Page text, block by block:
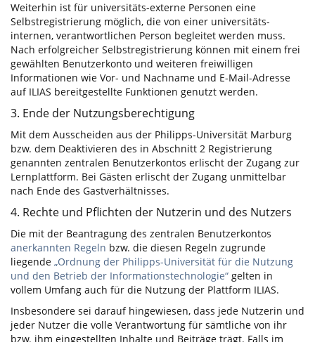
Weiterhin ist für universitäts-externe Personen eine
Selbstregistrierung möglich, die von einer universitäts-
internen, verantwortlichen Person begleitet werden muss.
Nach erfolgreicher Selbstregistrierung können mit einem frei
gewählten Benutzerkonto und weiteren freiwilligen
Informationen wie Vor- und Nachname und E-Mail-Adresse
auf ILIAS bereitgestellte Funktionen genutzt werden.
3. Ende der Nutzungsberechtigung
Mit dem Ausscheiden aus der Philipps-Universität Marburg
bzw. dem Deaktivieren des in Abschnitt 2 Registrierung
genannten zentralen Benutzerkontos erlischt der Zugang zur
Lernplattform. Bei Gästen erlischt der Zugang unmittelbar
nach Ende des Gastverhältnisses.
4. Rechte und Pflichten der Nutzerin und des Nutzers
Die mit der Beantragung des zentralen Benutzerkontos
anerkannten Regeln bzw. die diesen Regeln zugrunde
liegende „Ordnung der Philipps-Universität für die Nutzung
und den Betrieb der Informationstechnologie“ gelten in
vollem Umfang auch für die Nutzung der Plattform ILIAS.
Insbesondere sei darauf hingewiesen, dass jede Nutzerin und
jeder Nutzer die volle Verantwortung für sämtliche von ihr
bzw. ihm eingestellten Inhalte und Beiträge trägt. Falls im